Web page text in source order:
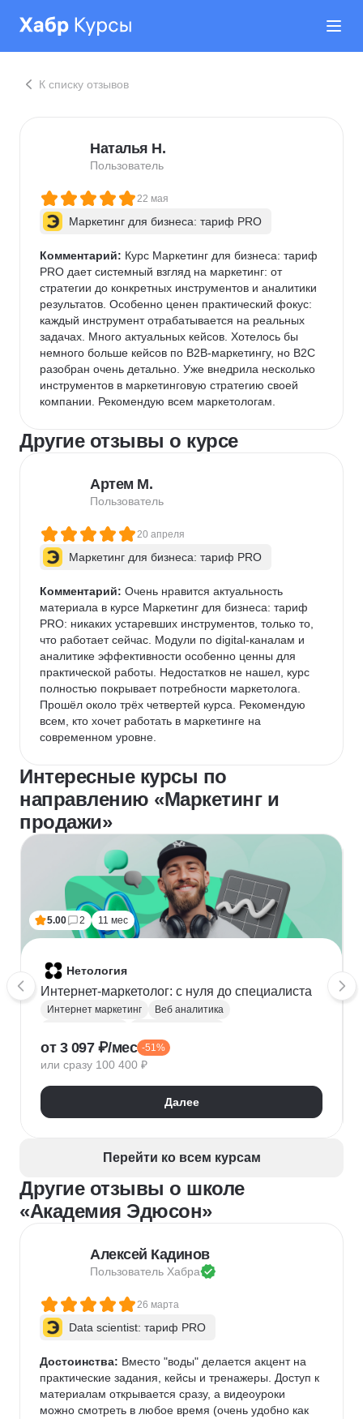
К списку отзывов
Наталья Н.
Пользователь
22 мая
Маркетинг для бизнеса: тариф PRO
Комментарий: Курс Маркетинг для бизнеса: тариф
PRO дает системный взгляд на маркетинг: от
стратегии до конкретных инструментов и аналитики
результатов. Особенно ценен практический фокус:
каждый инструмент отрабатывается на реальных
задачах. Много актуальных кейсов. Хотелось бы
немного больше кейсов по B2B-маркетингу, но B2C
разобран очень детально. Уже внедрила несколько
инструментов в маркетинговую стратегию своей
компании. Рекомендую всем маркетологам.
Другие отзывы о курсе
Артем М.
Пользователь
20 апреля
Маркетинг для бизнеса: тариф PRO
Комментарий: Очень нравится актуальность
материала в курсе Маркетинг для бизнеса: тариф
PRO: никаких устаревших инструментов, только то,
что работает сейчас. Модули по digital-каналам и
аналитике эффективности особенно ценны для
практической работы. Недостатков не нашел, курс
полностью покрывает потребности маркетолога.
Прошёл около трёх четвертей курса. Рекомендую
всем, кто хочет работать в маркетинге на
современном уровне.
Интересные курсы по
направлению «Маркетинг и
продажи»
5.00 2 11 мес
Нетология
Интернет-маркетолог: с нуля до cпециалиста
Интернет маркетинг
Веб аналитика
Google реклама
Маркетинговая стратегия
Яндекс Директ
SMM продвижение
Продвижение на маркетплейсах
Копирайтинг
Контекстная реклама
от 3 097 ₽/мес -51%
или сразу 100 400 ₽
Далее
Перейти ко всем курсам
Другие отзывы о школе
«Академия Эдюсон»
Алексей Кадинов
Пользователь Хабра
26 марта
Data scientist: тариф PRO
Достоинства: Вместо "воды" делается акцент на
практические задания, кейсы и тренажеры. Доступ к
материалам открывается сразу, а видеоуроки
можно смотреть в любое время (очень удобно как